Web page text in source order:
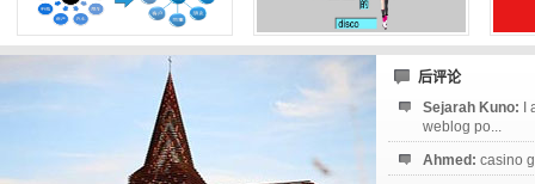
后评论
Sejarah Kuno:
weblog po...
Ahmed: casino